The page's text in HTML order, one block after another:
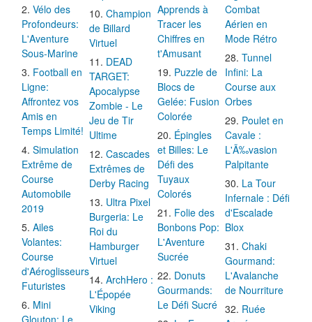
Vélo des
Profondeurs:
L'Aventure
Sous-Marine
Football en
Ligne:
Affrontez vos
Amis en
Temps Limité!
Simulation
Extrême de
Course
Automobile
2019
Ailes
Volantes:
Course
d'Aéroglisseurs
Futuristes
Mini
Glouton: Le
Champion
de Billard
Virtuel
DEAD
TARGET:
Apocalypse
Zombie - Le
Jeu de Tir
Ultime
Cascades
Extrêmes de
Derby Racing
Ultra Pixel
Burgeria: Le
Roi du
Hamburger
Virtuel
ArchHero :
L'Épopée
Viking
Apprends à
Tracer les
Chiffres en
t'Amusant
Puzzle de
Blocs de
Gelée: Fusion
Colorée
Épingles
et Billes: Le
Défi des
Tuyaux
Colorés
Folie des
Bonbons Pop:
L'Aventure
Sucrée
Donuts
Gourmands:
Le Défi Sucré
Combat
Aérien en
Mode Rétro
Tunnel
Infini: La
Course aux
Orbes
Poulet en
Cavale :
L'Ã‰vasion
Palpitante
La Tour
Infernale : Défi
d'Escalade
Blox
Chaki
Gourmand:
L'Avalanche
de Nourriture
Ruée